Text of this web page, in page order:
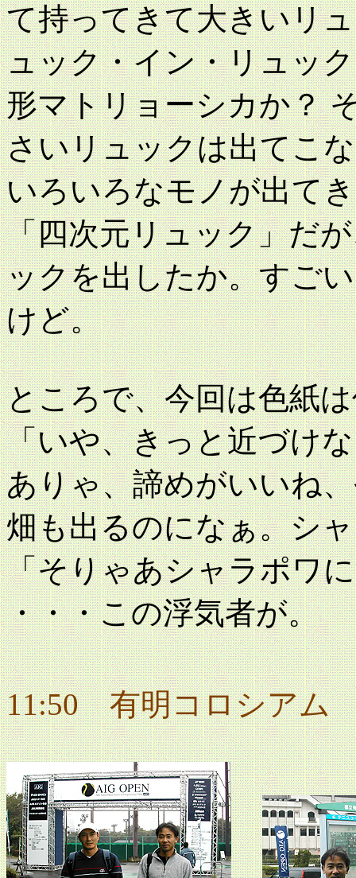
て持ってきて大きいリ
ュック・イン・リュッ
形マトリョーシカか？
さいリュックは出てこ
いろいろなモノが出て
「四次元リュック」だ
ックを出したか。すご
けど。
ところで、今回は色紙
「いや、きっと近づけ
ありゃ、諦めがいいね
畑も出るのになぁ。シ
「そりゃあシャラポワ
・・・この浮気者が。
11:50有明コロシアム